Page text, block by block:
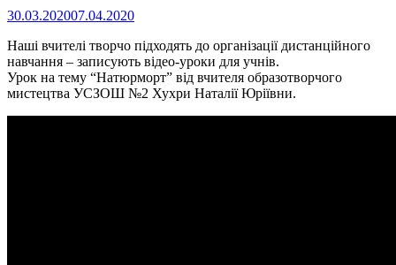
30.03.202007.04.2020
Наші вчителі творчо підходять до організації дистанційного
навчання – записують відео-уроки для учнів.
Урок на тему “Натюрморт” від вчителя образотворчого
мистецтва УСЗОШ №2 Хухри Наталії Юріївни.